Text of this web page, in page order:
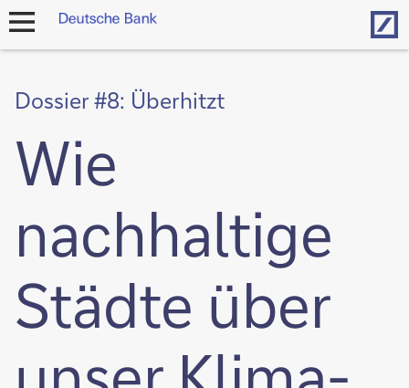
Navigation
Dossier #8: Überhitzt
Wie
nachhaltige
Städte über